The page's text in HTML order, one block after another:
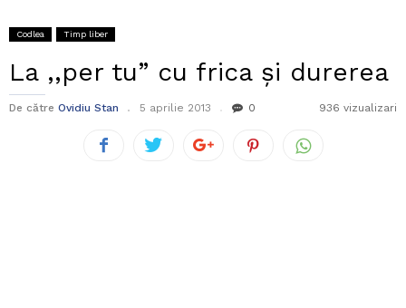
Codlea Timp liber
La ,,per tu” cu frica şi durerea
De către Ovidiu Stan 5 aprilie 2013 0 936 vizualizari